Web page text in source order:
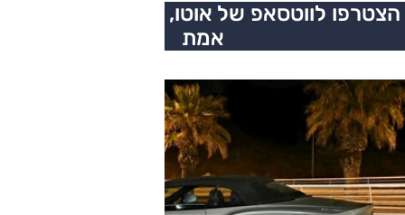
הצטרפו לווטסאפ של אוטו, כל העדכונים בזמן
אמת